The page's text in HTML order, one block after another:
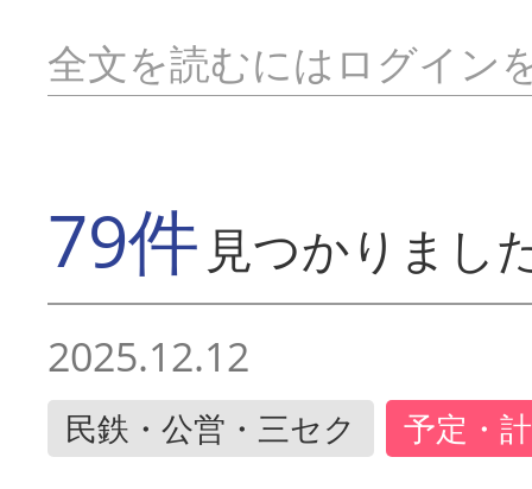
全文を読むにはログイン
79件 見つかりまし
2025.12.12
民鉄・公営・三セク 予定・